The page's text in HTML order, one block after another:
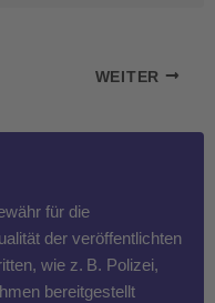
WEITER
für die
der veröffentlichten
wie z. B. Polizei,
bereitgestellt